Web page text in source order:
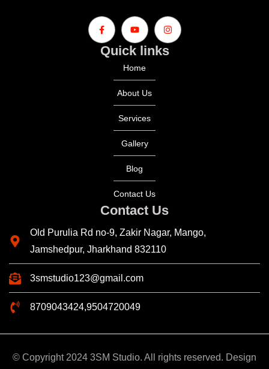
Quick links
Home
About Us
Services
Gallery
Blog
Contact Us
Contact Us
Old Purulia Rd no-9, Zakir Nagar, Mango,
Jamshedpur, Jharkhand 832110
3smstudio123@gmail.com
8709043424,9504720049
© Copyright 2024 3SM Studio. All rights reserved. Design